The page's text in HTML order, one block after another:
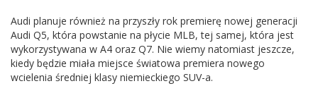
Audi planuje również na przyszły rok premierę nowej generacji
Audi Q5, która powstanie na płycie MLB, tej samej, która jest
wykorzystywana w A4 oraz Q7. Nie wiemy natomiast jeszcze,
kiedy będzie miała miejsce światowa premiera nowego
wcielenia średniej klasy niemieckiego SUV-a.